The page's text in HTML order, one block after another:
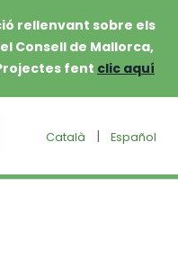
rellenvant sobre els
Consell de Mallorca,
fent clic aquí
Català | Español